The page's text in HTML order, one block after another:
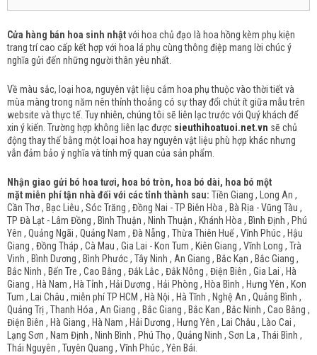
Cửa hàng bán hoa sinh nhậtvới hoa chủ đạo là hoa hồng kèm phụ kiện
trang trí cao cấp kết hợp với hoa lá phụ cùng thông điệp mang lời chúc ý
nghĩa gửi đến những người thân yêu nhất.
Về màu sắc, loại hoa, nguyên vật liệu cắm hoa phụ thuộc vào thời tiết và
mùa màng trong năm nên thỉnh thoảng có sự thay đổi chút ít giữa mẫu trên
website và thực tế. Tuy nhiên, chúng tôi sẽ liên lạc trước với Quý khách để
xin ý kiến. Trường hợp không liên lạc được sieuthihoatuoi.net.vn sẽ chủ
động thay thế bằng một loại hoa hay nguyên vật liệu phù hợp khác nhưng
vẫn đảm bảo ý nghĩa và tính mỹ quan của sản phẩm.
Nhận giao gửi bó hoa tươi, hoa bó tròn, hoa bó dài, hoa bó một
mặt miễn phí tận nhà đối với các tỉnh thành sau: Tiền Giang , Long An ,
Cần Thơ , Bạc Liêu , Sóc Trăng , Đồng Nai - TP Biên Hòa , Bà Rịa - Vũng Tàu ,
TP Đà Lạt - Lâm Đồng , Bình Thuận , Ninh Thuận , Khánh Hòa , Bình Định , Phú
Yên , Quảng Ngãi , Quảng Nam , Đà Nẵng , Thừa Thiên Huế , Vĩnh Phúc , Hậu
Giang , Đồng Tháp , Cà Mau , Gia Lai - Kon Tum , Kiên Giang , Vĩnh Long , Trà
Vinh , Bình Dương , Bình Phước , Tây Ninh , An Giang , Bắc Kạn , Bắc Giang ,
Bắc Ninh , Bến Tre , Cao Bằng , Đắk Lắc , Đắk Nông , Điện Biên , Gia Lai , Hà
Giang , Hà Nam , Hà Tỉnh , Hải Dương , Hải Phòng , Hòa Bình , Hưng Yên , Kon
Tum , Lai Châu , miễn phí TP HCM , Hà Nội , Hà Tĩnh , Nghệ An , Quảng Bình ,
Quảng Trị , Thanh Hóa , An Giang , Bắc Giang , Bắc Kan , Bắc Ninh , Cao Bằng ,
Điện Biên , Hà Giang , Hà Nam , Hải Dương , Hưng Yên , Lai Châu , Lào Cai ,
Lạng Sơn , Nam Định , Ninh Bình , Phú Thọ , Quảng Ninh , Sơn La , Thái Bình ,
Thái Nguyên , Tuyên Quang , Vĩnh Phúc , Yên Bái.